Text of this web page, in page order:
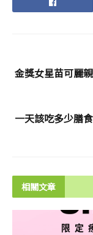
金獎女星苗可麗
一天該吃多少膳
相關文章